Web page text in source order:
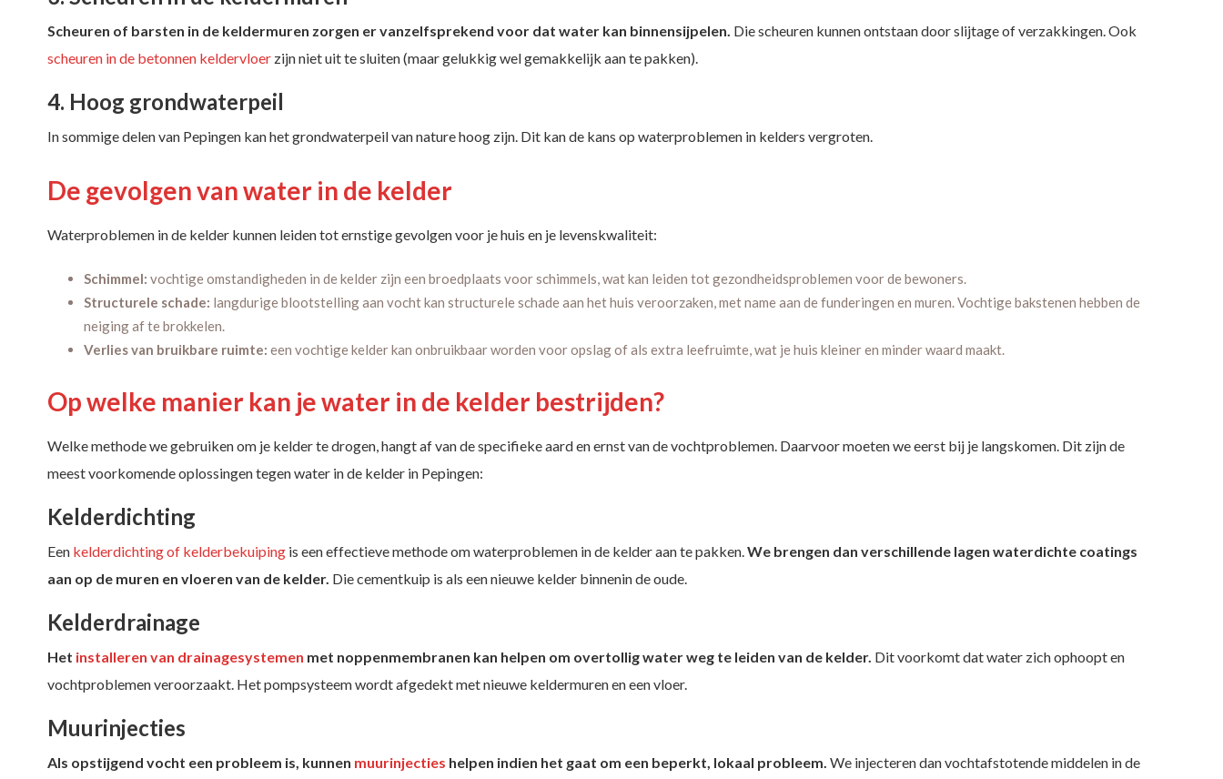
Scheuren of barsten in de keldermuren zorgen er vanzelfsprekend voor dat water kan binnensijpelen. Die scheuren kunnen ontstaan door slijtage of verzakkingen. Ook
scheuren in de betonnen keldervloer zijn niet uit te sluiten (maar gelukkig wel gemakkelijk aan te pakken).
4. Hoog grondwaterpeil
In sommige delen van Pepingen kan het grondwaterpeil van nature hoog zijn. Dit kan de kans op waterproblemen in kelders vergroten.
De gevolgen van water in de kelder
Waterproblemen in de kelder kunnen leiden tot ernstige gevolgen voor je huis en je levenskwaliteit:
Schimmel: vochtige omstandigheden in de kelder zijn een broedplaats voor schimmels, wat kan leiden tot gezondheidsproblemen voor de bewoners.
Structurele schade: langdurige blootstelling aan vocht kan structurele schade aan het huis veroorzaken, met name aan de funderingen en muren. Vochtige bakstenen hebben de
neiging af te brokkelen.
Verlies van bruikbare ruimte: een vochtige kelder kan onbruikbaar worden voor opslag of als extra leefruimte, wat je huis kleiner en minder waard maakt.
Op welke manier kan je water in de kelder bestrijden?
Welke methode we gebruiken om je kelder te drogen, hangt af van de specifieke aard en ernst van de vochtproblemen. Daarvoor moeten we eerst bij je langskomen. Dit zijn de
meest voorkomende oplossingen tegen water in de kelder in Pepingen:
Kelderdichting
Een kelderdichting of kelderbekuiping is een effectieve methode om waterproblemen in de kelder aan te pakken. We brengen dan verschillende lagen waterdichte coatings
aan op de muren en vloeren van de kelder. Die cementkuip is als een nieuwe kelder binnenin de oude.
Kelderdrainage
Het installeren van drainagesystemen met noppenmembranen kan helpen om overtollig water weg te leiden van de kelder. Dit voorkomt dat water zich ophoopt en
vochtproblemen veroorzaakt. Het pompsysteem wordt afgedekt met nieuwe keldermuren en een vloer.
Muurinjecties
Als opstijgend vocht een probleem is, kunnen muurinjecties helpen indien het gaat om een beperkt, lokaal probleem. We injecteren dan vochtafstotende middelen in de